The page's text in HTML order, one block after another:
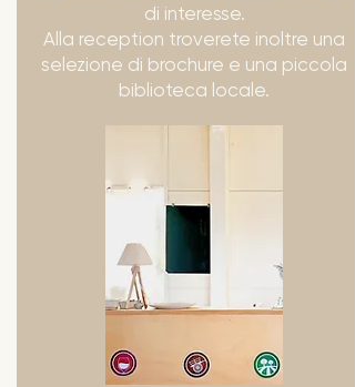
di interesse.
Alla reception troverete inoltre una
selezione di brochure e una piccola
biblioteca locale.